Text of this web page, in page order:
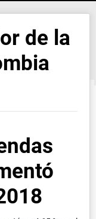
de la